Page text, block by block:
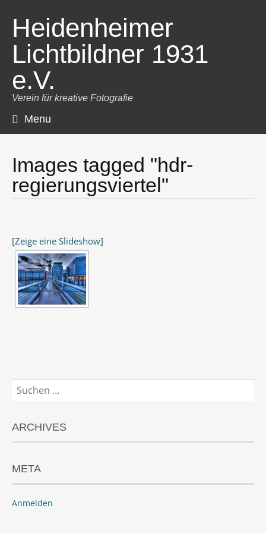
Heidenheimer
Lichtbildner 1931
e.V.
Verein für kreative Fotografie
Menu
Images tagged "hdr-
regierungsviertel"
[Zeige eine Slideshow]
Suchen
nach:
ARCHIVES
META
Anmelden